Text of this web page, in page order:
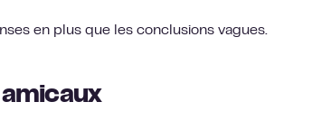
en plus que les conclusions vagues.